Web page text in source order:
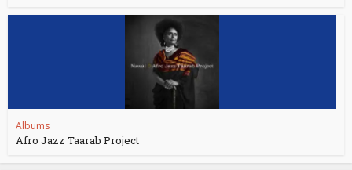
Albums
Afro Jazz Taarab Project